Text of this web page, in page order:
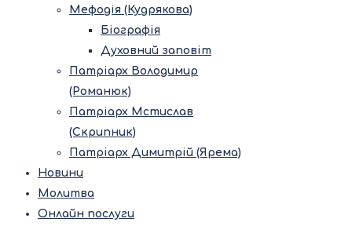
Мефодія (Кудрякова)
Біографія
Духовний заповіт
Патріарх Володимир
(Романюк)
Патріарх Мстислав
(Скрипник)
Патріарх Димитрій (Ярема)
Новини
Молитва
Онлайн послуги